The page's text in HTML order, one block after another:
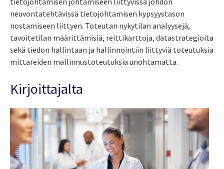
neuvontatehtävissä tietojohtamisen kypsyystason
nostamiseen liittyen. Toteutan nykytilan analyysejä,
tavoitetilan määrittämisiä, reittikarttoja, datastrategioita
sekä tiedon hallintaan ja hallinnointiin liittyviä toteutuksia
mittareiden mallinnustoteutuksia unohtamatta.
Kirjoittajalta